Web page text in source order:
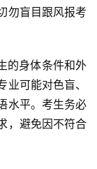
勿盲目跟风报考
的身体条件和外
可能对色盲、
水平。考生务必
，避免因不符合